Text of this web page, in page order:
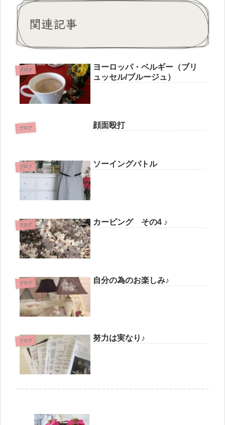
関連記事
ブログ
ヨーロッパ・ベルギー（ブリ
ュッセル/ブルージュ）
ブログ 顔面殴打
ブログ ソーイングバトル
ブログ カービング その4 ♪
ブログ 自分の為のお楽しみ♪
ブログ 努力は実なり♪